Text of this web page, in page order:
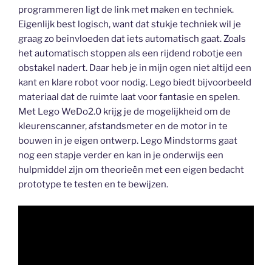
programmeren ligt de link met maken en techniek.
Eigenlijk best logisch, want dat stukje techniek wil je
graag zo beinvloeden dat iets automatisch gaat. Zoals
het automatisch stoppen als een rijdend robotje een
obstakel nadert. Daar heb je in mijn ogen niet altijd een
kant en klare robot voor nodig. Lego biedt bijvoorbeeld
materiaal dat de ruimte laat voor fantasie en spelen.
Met Lego WeDo2.0 krijg je de mogelijkheid om de
kleurenscanner, afstandsmeter en de motor in te
bouwen in je eigen ontwerp. Lego Mindstorms gaat
nog een stapje verder en kan in je onderwijs een
hulpmiddel zijn om theorieën met een eigen bedacht
prototype te testen en te bewijzen.